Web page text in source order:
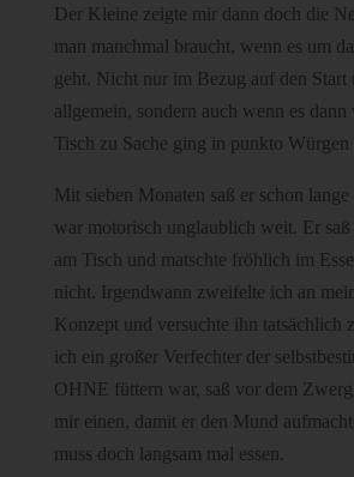
Der Kleine zeigte mir dann doch die
man manchmal braucht, wenn es um
geht. Nicht nur im Bezug auf den Start
allgemein, sondern auch wenn es
Tisch zu Sache ging in punkto Würgen
Mit sieben Monaten saß er schon
war motorisch unglaublich weit. Er
am Tisch und matschte fröhlich im
nicht. Irgendwann zweifelte ich an
Konzept und versuchte ihn tatsächlich
ich ein großer Verfechter der
OHNE füttern war, saß vor dem
mir einen, damit er den Mund
muss doch langsam mal essen.